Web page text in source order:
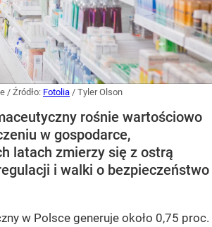
/ Źródło: Fotolia / Tyler Olson
rośnie wartościowo
w gospodarce,
latach zmierzy się z ostrą
i walki o bezpieczeństwo
w Polsce generuje około 0,75 proc.